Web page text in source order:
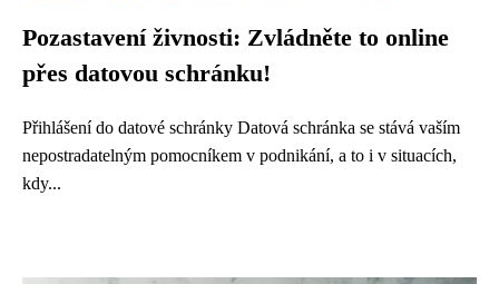
Pozastavení živnosti: Zvládněte to online
přes datovou schránku!
Přihlášení do datové schránky Datová schránka se stává vaším
nepostradatelným pomocníkem v podnikání, a to i v situacích,
kdy...